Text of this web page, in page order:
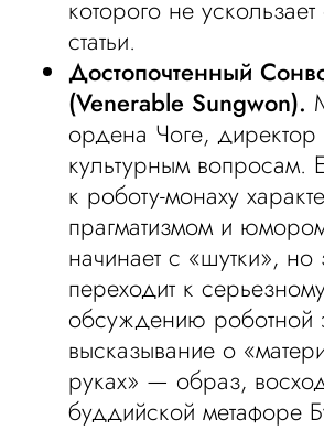
которого не ускользает
статьи.
Достопочтенный
(Venerable Sungwon).
ордена Чоге,
культурным вопросам.
к роботу-монаху
прагматизмом и
начинает с «шутки», но
переходит к
обсуждению роботной
высказывание о
руках» — образ,
буддийской метафоре